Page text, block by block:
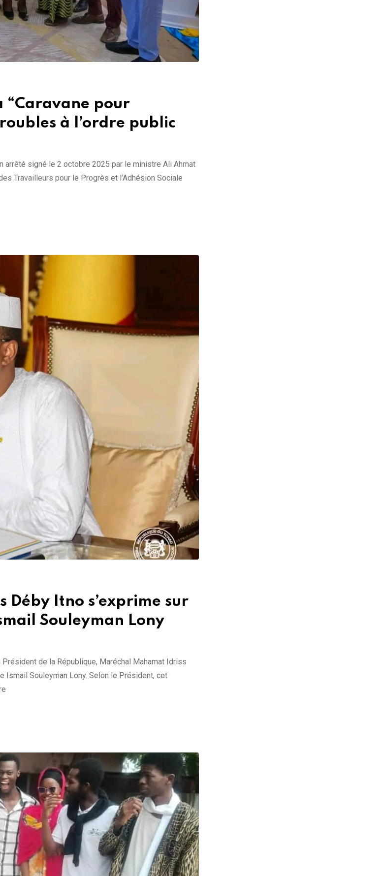
“Caravane pour
à l’ordre public
arrêté signé le 2 octobre 2025 par le ministre Ali Ahmat
Travailleurs pour le Progrès et l’Adhésion Sociale
Déby Itno s’exprime sur
Souleyman Lony
de la République, Maréchal Mahamat Idriss
Ismail Souleyman Lony. Selon le Président, cet